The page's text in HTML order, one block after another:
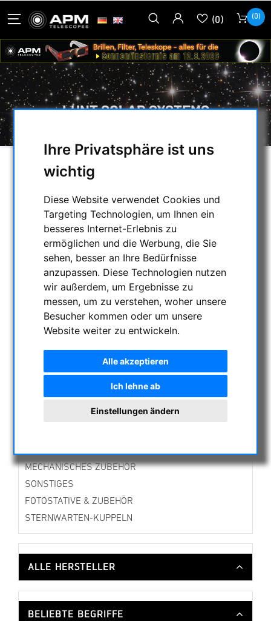
Ihre Privatsphäre ist uns
wichtig
Diese Website verwendet Cookies und
Targeting Technologien, um Ihnen ein
besseres Internet-Erlebnis zu
ermöglichen und die Werbung, die Sie
sehen, besser an Ihre Bedürfnisse
anzupassen. Diese Technologien nutzen
wir außerdem, um Ergebnisse zu
messen, um zu verstehen, woher unsere
Besucher kommen oder um unsere
Website weiter zu entwickeln.
Alle akzeptieren
Ich lehne ab
Einstellungen ändern
(0) (0)
LUNT SOLAR SYSTEMS
AUSWAHL
KATEGORIEN
NACHTSICHTGERÄTE , WÄRMEKAMERAS &
ENTFERNUNGSMESSER
AKTUELLE ANGEBOTE
ASTROPROFESSIONAL TELESCOPES
SECONDHAND & LAGERBESTAND
APM PRODUKTE
ASTROEINSTIEG
SONNENBEOBACHTUNG
FERNGLÄSER, SPEKTIVE
TELESKOPE
MONTIERUNGEN & STATIVE
MECHANISCHES ZUBEHÖR
SONSTIGES
FOTOSTATIVE & ZUBEHÖR
STERNWARTEN-KUPPELN
ALLE HERSTELLER
BELIEBTE BEGRIFFE